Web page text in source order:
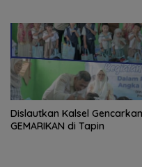
Dislautkan Kalsel Gencarkan
GEMARIKAN di Tapin